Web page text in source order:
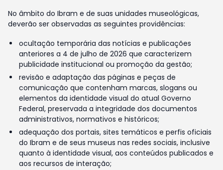
No âmbito do Ibram e de suas unidades museológicas,
deverão ser observadas as seguintes providências:
ocultação temporária das notícias e publicações
anteriores a 4 de julho de 2026 que caracterizem
publicidade institucional ou promoção da gestão;
revisão e adaptação das páginas e peças de
comunicação que contenham marcas, slogans ou
elementos da identidade visual do atual Governo
Federal, preservada a integridade dos documentos
administrativos, normativos e históricos;
adequação dos portais, sites temáticos e perfis oficiais
do Ibram e de seus museus nas redes sociais, inclusive
quanto à identidade visual, aos conteúdos publicados e
aos recursos de interação;